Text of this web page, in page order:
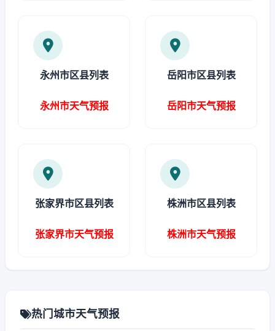
永州市区县列表
永州市天气预报
岳阳市区县列表
岳阳市天气预报
张家界市区县列表
张家界市天气预报
株洲市区县列表
株洲市天气预报
热门城市天气预报